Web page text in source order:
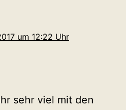
um 12:22 Uhr
sehr viel mit den